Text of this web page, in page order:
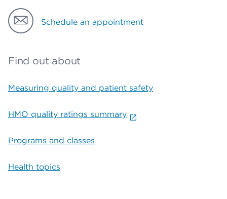
Schedule an appointment
Find out about
Measuring quality and patient safety
HMO quality ratings summary
Programs and classes
Health topics